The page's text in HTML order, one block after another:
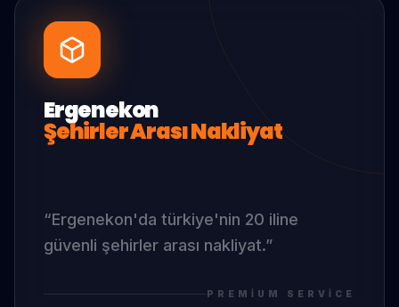
Ergenekon
Şehirler Arası Nakliyat
“Ergenekon'da türkiye'nin 20 iline
güvenli şehirler arası nakliyat.”
PREMIUM SERVICE